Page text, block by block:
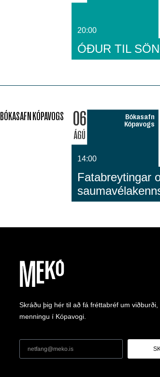
20:00
ÓÐUR TIL
BÓKASAFN KÓPAVOGS 06
ÁGÚ
Bókasafn
Kópavogs
14:00
Fatabreytingar
Skráðu þig hér til að fá fréttabréf um viðburði,
menningu í Kópavogi.